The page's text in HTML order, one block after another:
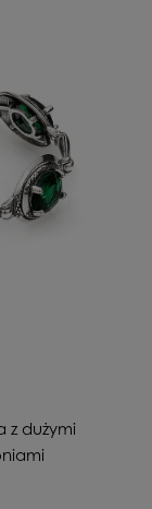
z dużymi